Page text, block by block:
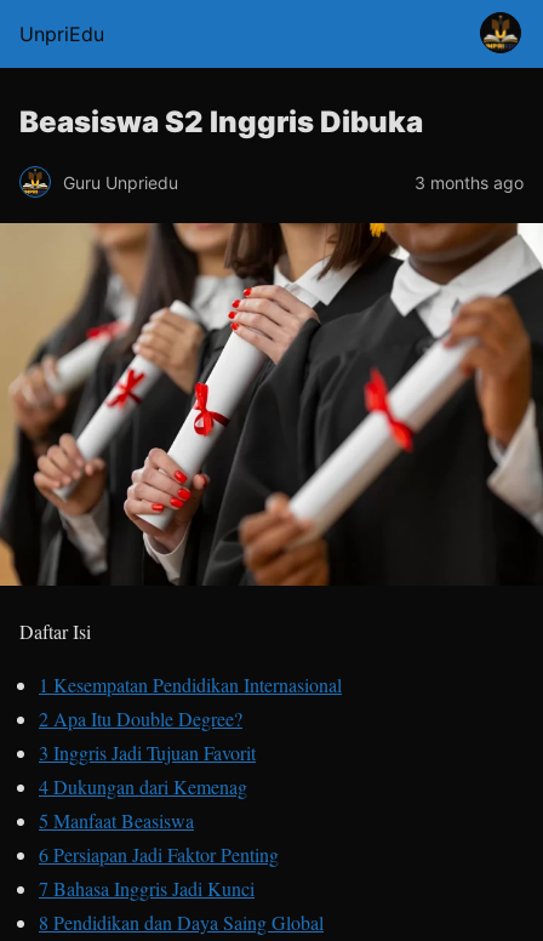
UnpriEdu
Beasiswa S2 Inggris Dibuka
Guru Unpriedu 3 months ago
Daftar Isi
1 Kesempatan Pendidikan Internasional
2 Apa Itu Double Degree?
3 Inggris Jadi Tujuan Favorit
4Dukungan dari Kemenag
5 Manfaat Beasiswa
6Persiapan Jadi Faktor Penting
7 Bahasa Inggris Jadi Kunci
8 Pendidikan dan Daya Saing Global